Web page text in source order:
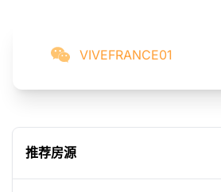
VIVEFRANCE01
推荐房源